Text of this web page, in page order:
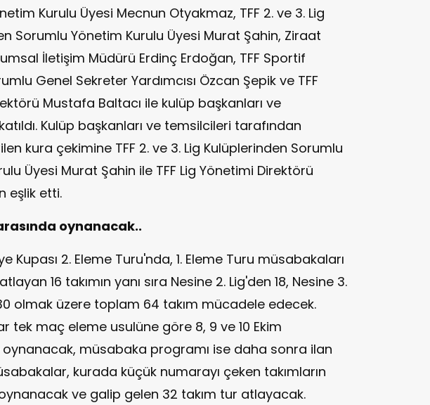
Kurulu Üyesi Mecnun Otyakmaz, TFF 2. ve 3. Lig
Sorumlu Yönetim Kurulu Üyesi Murat Şahin, Ziraat
İletişim Müdürü Erdinç Erdoğan, TFF Sportif
Genel Sekreter Yardımcısı Özcan Şepik ve TFF
Mustafa Baltacı ile kulüp başkanları ve
Kulüp başkanları ve temsilcileri tarafından
kura çekimine TFF 2. ve 3. Lig Kulüplerinden Sorumlu
Üyesi Murat Şahin ile TFF Lig Yönetimi Direktörü
eşlik etti.
oynanacak..
Kupası 2. Eleme Turu'nda, 1. Eleme Turu müsabakaları
16 takımın yanı sıra Nesine 2. Lig'den 18, Nesine 3.
olmak üzere toplam 64 takım mücadele edecek.
tek maç eleme usulüne göre 8, 9 ve 10 Ekim
müsabaka programı ise daha sonra ilan
kurada küçük numarayı çeken takımların
ve galip gelen 32 takım tur atlayacak.